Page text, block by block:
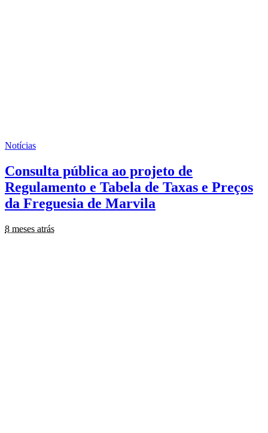
Notícias
Consulta pública ao projeto de
Regulamento e Tabela de Taxas e Preços
da Freguesia de Marvila
8 meses atrás